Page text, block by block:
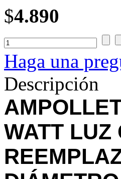
$4.890
Haga una
Descripción
WATT LUZ